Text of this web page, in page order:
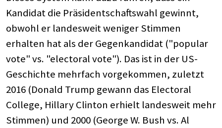
Kandidat die Präsidentschaftswahl gewinnt,
obwohl er landesweit weniger Stimmen
erhalten hat als der Gegenkandidat ("popular
vote" vs. "electoral vote"). Das ist in der US-
Geschichte mehrfach vorgekommen, zuletzt
2016 (Donald Trump gewann das Electoral
College, Hillary Clinton erhielt landesweit mehr
Stimmen) und 2000 (George W. Bush vs. Al